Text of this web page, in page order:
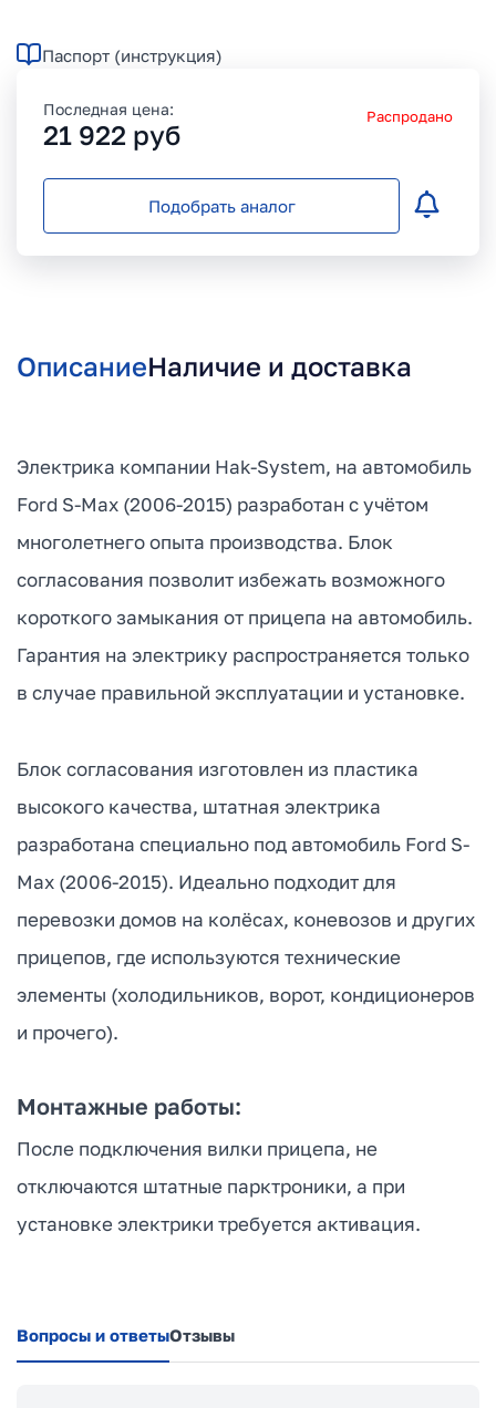
Паспорт (инструкция)
Последная цена:
21 922 руб
Распродано
Подобрать аналог
ОписаниеНаличие и доставка
Электрика компании Hak-System, на автомобиль
Ford S-Max (2006-2015) разработан с учётом
многолетнего опыта производства. Блок
согласования позволит избежать возможного
короткого замыкания от прицепа на автомобиль.
Гарантия на электрику распространяется только
в случае правильной эксплуатации и установке.
Блок согласования изготовлен из пластика
высокого качества, штатная электрика
разработана специально под автомобиль Ford S-
Max (2006-2015). Идеально подходит для
перевозки домов на колёсах, коневозов и других
прицепов, где используются технические
элементы (холодильников, ворот, кондиционеров
и прочего).
Монтажные работы:
После подключения вилки прицепа, не
отключаются штатные парктроники, а при
установке электрики требуется активация.
Вопросы и ответыОтзывы